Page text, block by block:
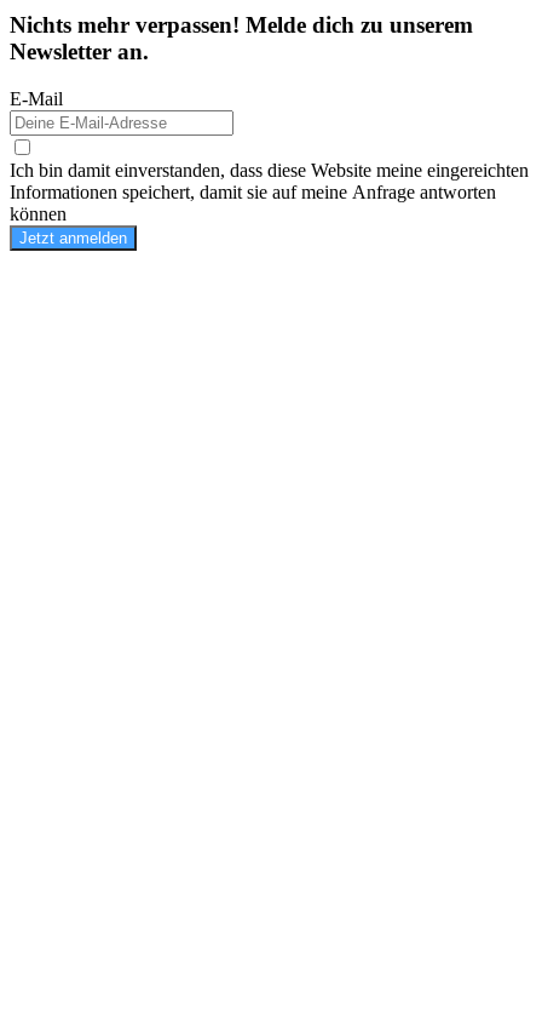
Nichts mehr verpassen! Melde dich zu unserem
Newsletter an.
E-Mail
Ich bin damit einverstanden, dass diese Website meine eingereichten
Informationen speichert, damit sie auf meine Anfrage antworten
können
Jetzt anmelden